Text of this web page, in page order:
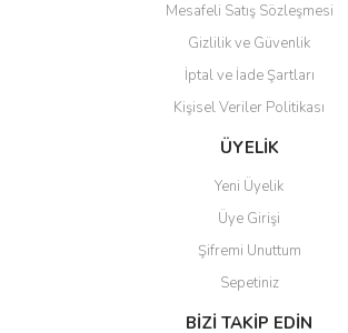
Mesafeli Satış Sözleşmesi
Gizlilik ve Güvenlik
İptal ve İade Şartları
Kişisel Veriler Politikası
ÜYELİK
Yeni Üyelik
Üye Girişi
Şifremi Unuttum
Sepetiniz
BİZİ TAKİP EDİN